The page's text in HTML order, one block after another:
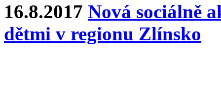
16.8.2017 Nová sociálně
dětmi v regionu Zlínsko